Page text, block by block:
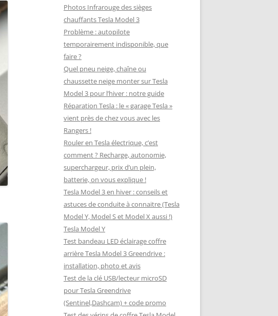
Photos Infrarouge des sièges
chauffants Tesla Model 3
Problème : autopilote
temporairement indisponible, que
faire ?
Quel pneu neige, chaîne ou
chaussette neige monter sur Tesla
Model 3 pour l’hiver : notre guide
Réparation Tesla : le « garage Tesla »
vient près de chez vous avec les
Rangers !
Rouler en Tesla électrique, c’est
comment ? Recharge, autonomie,
superchargeur, prix d’un plein,
batterie, on vous explique !
Tesla Model 3 en hiver : conseils et
astuces de conduite à connaitre (Tesla
Model Y, Model S et Model X aussi !)
Tesla Model Y
Test bandeau LED éclairage coffre
arrière Tesla Model 3 Greendrive :
installation, photo et avis
Test de la clé USB/lecteur microSD
pour Tesla Greendrive
(Sentinel,Dashcam) + code promo